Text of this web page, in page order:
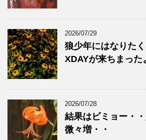
2026/07/29
狼少年にはなりた
XDAYが来ちまった
2026/07/28
結果はビミョー・
微々増・・